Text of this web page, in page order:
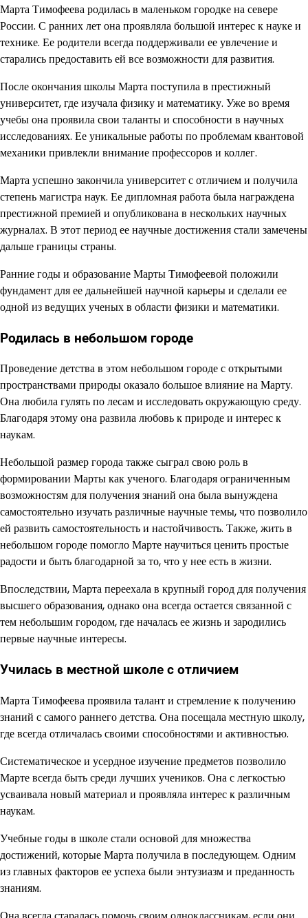
Марта Тимофеева родилась в маленьком городке на севере
России. С ранних лет она проявляла большой интерес к науке и
технике. Ее родители всегда поддерживали ее увлечение и
старались предоставить ей все возможности для развития.
После окончания школы Марта поступила в престижный
университет, где изучала физику и математику. Уже во время
учебы она проявила свои таланты и способности в научных
исследованиях. Ее уникальные работы по проблемам квантовой
механики привлекли внимание профессоров и коллег.
Марта успешно закончила университет с отличием и получила
степень магистра наук. Ее дипломная работа была награждена
престижной премией и опубликована в нескольких научных
журналах. В этот период ее научные достижения стали замечены
дальше границы страны.
Ранние годы и образование Марты Тимофеевой положили
фундамент для ее дальнейшей научной карьеры и сделали ее
одной из ведущих ученых в области физики и математики.
Родилась в небольшом городе
Проведение детства в этом небольшом городе с открытыми
пространствами природы оказало большое влияние на Марту.
Она любила гулять по лесам и исследовать окружающую среду.
Благодаря этому она развила любовь к природе и интерес к
наукам.
Небольшой размер города также сыграл свою роль в
формировании Марты как ученого. Благодаря ограниченным
возможностям для получения знаний она была вынуждена
самостоятельно изучать различные научные темы, что позволило
ей развить самостоятельность и настойчивость. Также, жить в
небольшом городе помогло Марте научиться ценить простые
радости и быть благодарной за то, что у нее есть в жизни.
Впоследствии, Марта переехала в крупный город для получения
высшего образования, однако она всегда остается связанной с
тем небольшим городом, где началась ее жизнь и зародились
первые научные интересы.
Училась в местной школе с отличием
Марта Тимофеева проявила талант и стремление к получению
знаний с самого раннего детства. Она посещала местную школу,
где всегда отличалась своими способностями и активностью.
Систематическое и усердное изучение предметов позволило
Марте всегда быть среди лучших учеников. Она с легкостью
усваивала новый материал и проявляла интерес к различным
наукам.
Учебные годы в школе стали основой для множества
достижений, которые Марта получила в последующем. Одним
из главных факторов ее успеха были энтузиазм и преданность
знаниям.